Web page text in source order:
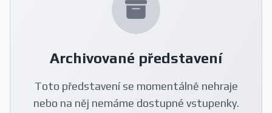
Archivované představení
Toto představení se momentálně nehraje
nebo na něj nemáme dostupné vstupenky.